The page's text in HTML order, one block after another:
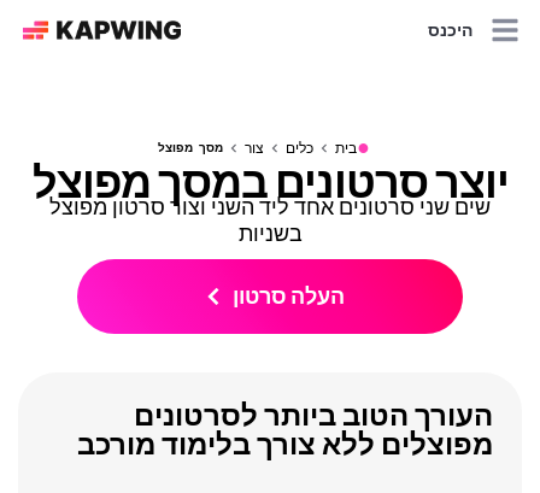
היכנס
●בית כלים צור מסך מפוצל
יוצר סרטונים במסך מפוצל
שים שני סרטונים אחד ליד השני וצור סרטון מפוצל
בשניות
העלה סרטון
העורך הטוב ביותר לסרטונים
מפוצלים ללא צורך בלימוד מורכב